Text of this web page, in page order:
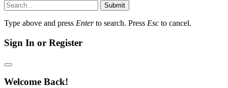
Submit
Type above and press Enterto search. Press Esc to cancel.
Sign In or Register
Welcome Back!